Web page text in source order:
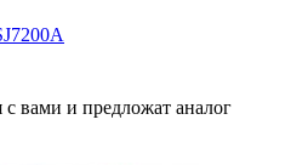
вами и предложат аналог